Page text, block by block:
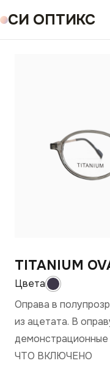
СИ ОПТИКС
TITANIUM
Оправа в
из ацетата. В
демонстрационные
ЧТО ВКЛЮЧЕНО